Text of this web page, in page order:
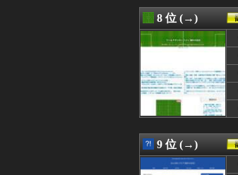
08/06 12:30
08/06 12:26
08/06 12:25
08/06 12:15
08/06 12:10
08/06 12:06
08/06 12:05
08/06 12:00
08/06 12:00
08/06 12:00
08/06 12:00
8 位 (→)
9 位 (→)